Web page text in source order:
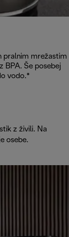
pralnim mrežastim
BPA. Še posebej
vodo.*
z živili. Na
osebe.